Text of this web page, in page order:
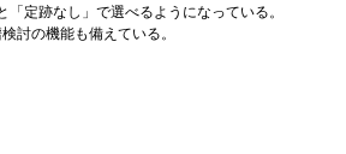
定跡なし」で選べるようになって­いる。
討の機能も備えている。